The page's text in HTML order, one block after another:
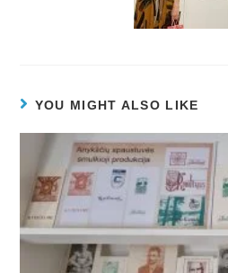
YOU MIGHT ALSO LIKE